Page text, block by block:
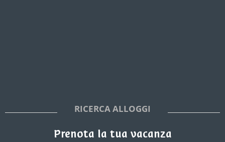
RICERCA ALLOGGI
Prenota la tua vacanza